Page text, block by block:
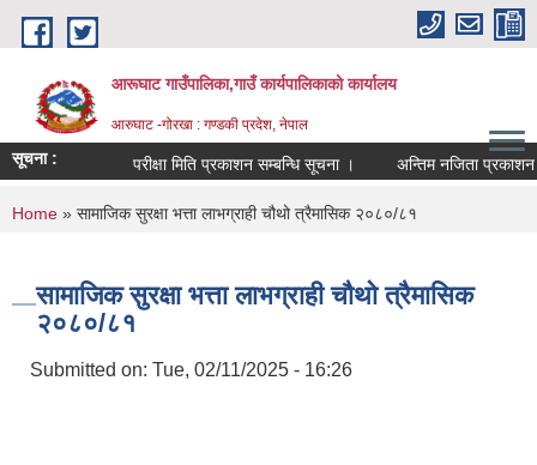
Skip to main content
आरूघाट गाउँपालिका,गाउँ कार्यपालिकाको कार्यालय
आरुघाट -गोरखा : गण्डकी प्रदेश, नेपाल
सूचना : परीक्षा मिति प्रकाशन सम्बन्धि सूचना । अन्तिम नजिता प्रकाशन
You are here
Home » सामाजिक सुरक्षा भत्ता लाभग्राही चौथो त्रैमासिक २०८०/८१
सामाजिक सुरक्षा भत्ता लाभग्राही चौथो त्रैमासिक
२०८०/८१
Submitted on: Tue, 02/11/2025 - 16:26